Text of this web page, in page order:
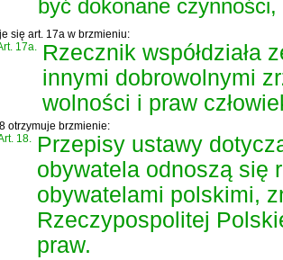
być dokonane
się art. 17a w brzmieniu:
17a. Rzecznik współdziała
innymi dobrowolnymi
wolności i praw
otrzymuje brzmienie:
18.
Przepisy ustawy
obywatela odnoszą się
obywatelami polskimi,
Rzeczypospolitej
praw.